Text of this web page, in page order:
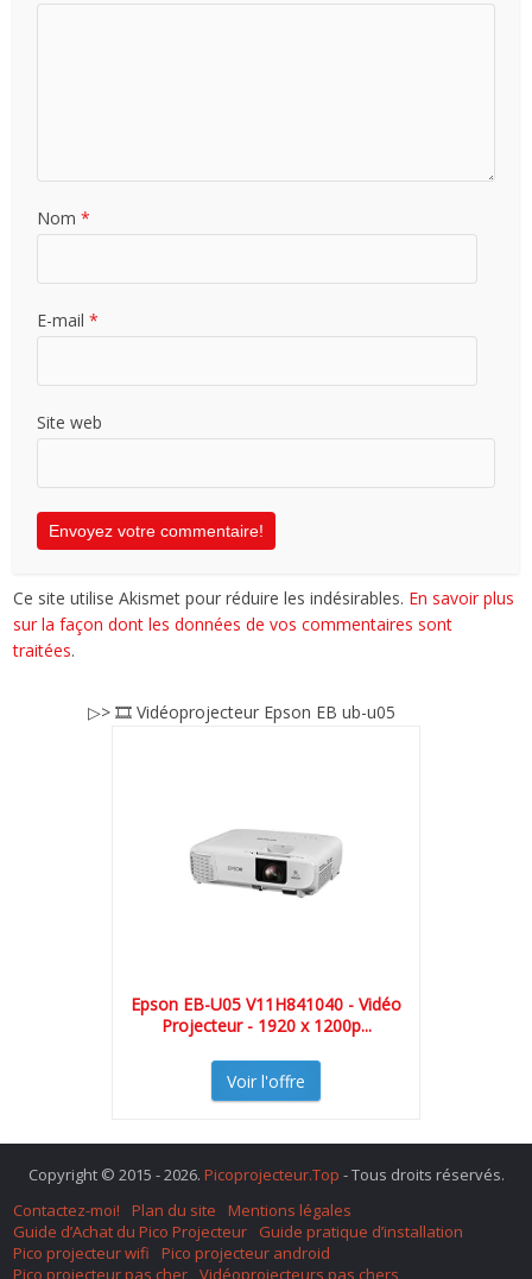
Nom*
E-mail*
Site web
Ce site utilise Akismet pour réduire les indésirables. En savoir plus
sur la façon dont les données de vos commentaires sont
traitées.
▷> 🎞️ Vidéoprojecteur Epson EB ub-u05
Epson EB-U05 V11H841040 - Vidéo
Projecteur - 1920 x 1200p...
Voir l'offre
Copyright © 2015 - 2026. Picoprojecteur.Top - Tous droits réservés.
Contactez-moi!
Plan du site
Mentions légales
Guide d’Achat du Pico Projecteur
Guide pratique d’installation
Pico projecteur wifi
Pico projecteur android
Pico projecteur pas cher Vidéoprojecteurs pas chers